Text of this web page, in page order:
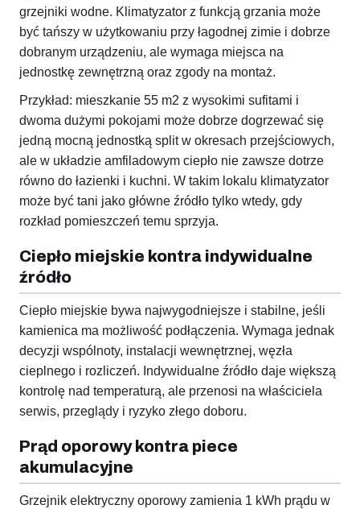
grzejniki wodne. Klimatyzator z funkcją grzania może
być tańszy w użytkowaniu przy łagodnej zimie i dobrze
dobranym urządzeniu, ale wymaga miejsca na
jednostkę zewnętrzną oraz zgody na montaż.
Przykład: mieszkanie 55 m2 z wysokimi sufitami i
dwoma dużymi pokojami może dobrze dogrzewać się
jedną mocną jednostką split w okresach przejściowych,
ale w układzie amfiladowym ciepło nie zawsze dotrze
równo do łazienki i kuchni. W takim lokalu klimatyzator
może być tani jako główne źródło tylko wtedy, gdy
rozkład pomieszczeń temu sprzyja.
Ciepło miejskie kontra indywidualne
źródło
Ciepło miejskie bywa najwygodniejsze i stabilne, jeśli
kamienica ma możliwość podłączenia. Wymaga jednak
decyzji wspólnoty, instalacji wewnętrznej, węzła
cieplnego i rozliczeń. Indywidualne źródło daje większą
kontrolę nad temperaturą, ale przenosi na właściciela
serwis, przeglądy i ryzyko złego doboru.
Prąd oporowy kontra piece
akumulacyjne
Grzejnik elektryczny oporowy zamienia 1 kWh prądu w